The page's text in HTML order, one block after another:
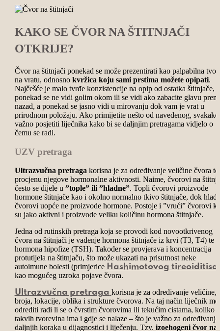
KAKO SE ČVOR NA ŠTITNJAČI
OTKRIJE?
Čvor na štitnjači ponekad se može prezentirati kao palpabilna
na vratu, odnosno kvržica koju sami prstima možete opipati.
Najčešće je malo tvrđe konzistencije na opip od ostatka štitnjače,
ponekad se ne vidi golim okom ili se vidi ako zabacite glavu
nazad, a ponekad se jasno vidi u mirovanju dok vam je vrat u
prirodnom položaju. Ako primijetite nešto od navedenog,
važno posjetiti liječnika kako bi se daljnjim pretragama vidjelo o
čemu se radi.
UZV pretraga
Ultrazvučna pretraga korisna je za određivanje veličine čvora te
procjenu njegove hormonalne aktivnosti. Naime, čvorovi na
često se dijele u ”tople” ili ”hladne”. Topli čvorovi proizvode
hormone štitnjače kao i okolno normalno tkivo štitnjače, dok
čvorovi uopće ne proizvode hormone. Postoje i ”vrući” čvorovi
su jako aktivni i proizvode veliku količinu hormona štitnjače.
Jedna od rutinskih pretraga koja se provodi kod novootkrivenog
čvora na štitnjači je vađenje hormona štitnjače iz krvi (T3, T4) te
hormona hipofize (TSH). Također se provjerava i koncentracija
protutijela na štitnjaču, što može ukazati na prisutnost neke
autoimune bolesti (primjerice Hashimotovog tireoiditisa
kao mogućeg uzroka pojave čvora.
Ultrazvučna pretraga korisna je za određivanje veličine,
broja, lokacije, oblika i strukture čvorova. Na taj način liječnik
odrediti radi li se o čvrstim čvorovima ili tekućim cistama, koliko
takvih tvorevina ima i gdje se nalaze – što je važno za određivanje
daljnjih koraka u dijagnostici i liječenju. Tzv. izoehogeni čvor na